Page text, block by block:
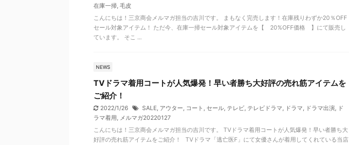
在庫一掃, 毛皮
こんにちは！三京商会メルマガ担当の吉川です。 まもなく完売します！在庫残りわずか20％OFF
セール対象アイテム！ ただ今、在庫一掃セール対象アイテムを【 20%OFF価格 】にて販売し
ています。 そこ ...
NEWS
TVドラマ着用コートが人気爆発！早い者勝ち大好評の売れ筋アイテムを
ご紹介！
2022/1/26 SALE, アウター, コート , セール, テレビ, テレビドラマ, ドラマ, ドラマ出演, ド
ラマ着用, メルマガ20220127
こんにちは！三京商会メルマガ担当の吉川です。 TVドラマ着用コートが人気爆発！早い者勝ち大
好評の売れ筋アイテムをご紹介！ TVドラマ「逃亡医F」にて女優さんが着用してくれている当店